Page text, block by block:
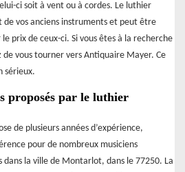
ci soit à vent ou à cordes. Le luthier
vos anciens instruments et peut être
prix de ceux-ci. Si vous êtes à la recherche
de vous tourner vers Antiquaire Mayer. Ce
sérieux.
proposés par le luthier
de plusieurs années d’expérience,
pour de nombreux musiciens
la ville de Montarlot, dans le 77250. La